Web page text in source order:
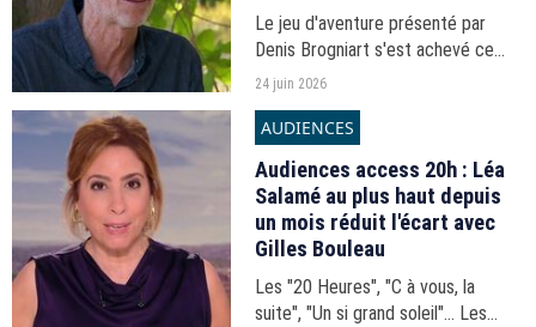
Le jeu d'aventure présenté par
Denis Brogniart s'est achevé ce
mardi 23 juin sur TF1, avec la
elle remonté la pente côté
audiences ? Puremédias fait...
24 juin 2026
AUDIENCES
Audiences access 20h : Léa
Salamé au plus haut depuis
un mois réduit l'écart avec
Gilles Bouleau
Les "20 Heures", "C à vous, la
suite", "Un si grand soleil"... Les